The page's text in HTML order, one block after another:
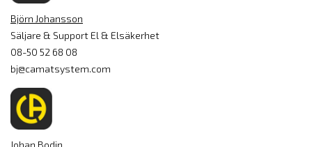
Björn Johansson
Säljare & Support El & Elsäkerhet
08-50 52 68 08
bj@camatsystem.com
Johan Bodin